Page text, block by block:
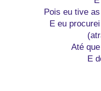
Pois eu tive
E eu
Até
E